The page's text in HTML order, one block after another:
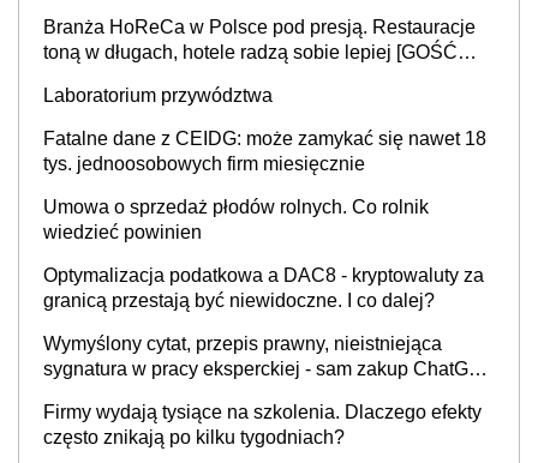
Branża HoReCa w Polsce pod presją. Restauracje
toną w długach, hotele radzą sobie lepiej [GOŚĆ
Laboratorium przywództwa
Fatalne dane z CEIDG: może zamykać się nawet 18
tys. jednoosobowych firm miesięcznie
Umowa o sprzedaż płodów rolnych. Co rolnik
wiedzieć powinien
Optymalizacja podatkowa a DAC8 - kryptowaluty za
granicą przestają być niewidoczne. I co dalej?
Wymyślony cytat, przepis prawny, nieistniejąca
sygnatura w pracy eksperckiej - sam zakup ChatGPT
Firmy wydają tysiące na szkolenia. Dlaczego efekty
często znikają po kilku tygodniach?